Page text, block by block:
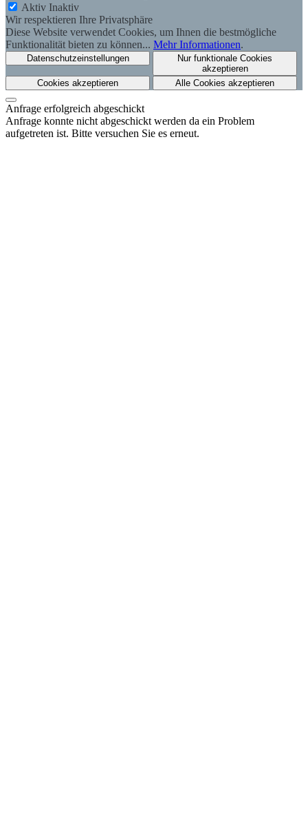
Aktiv Inaktiv
Wir respektieren Ihre Privatsphäre
Diese Website verwendet Cookies, um Ihnen die bestmögliche
Funktionalität bieten zu können... Mehr Informationen.
Datenschutzeinstellungen
Nur funktionale Cookies
akzeptieren
Cookies akzeptieren
Alle Cookies akzeptieren
Anfrage erfolgreich abgeschickt
Anfrage konnte nicht abgeschickt werden da ein Problem
aufgetreten ist. Bitte versuchen Sie es erneut.